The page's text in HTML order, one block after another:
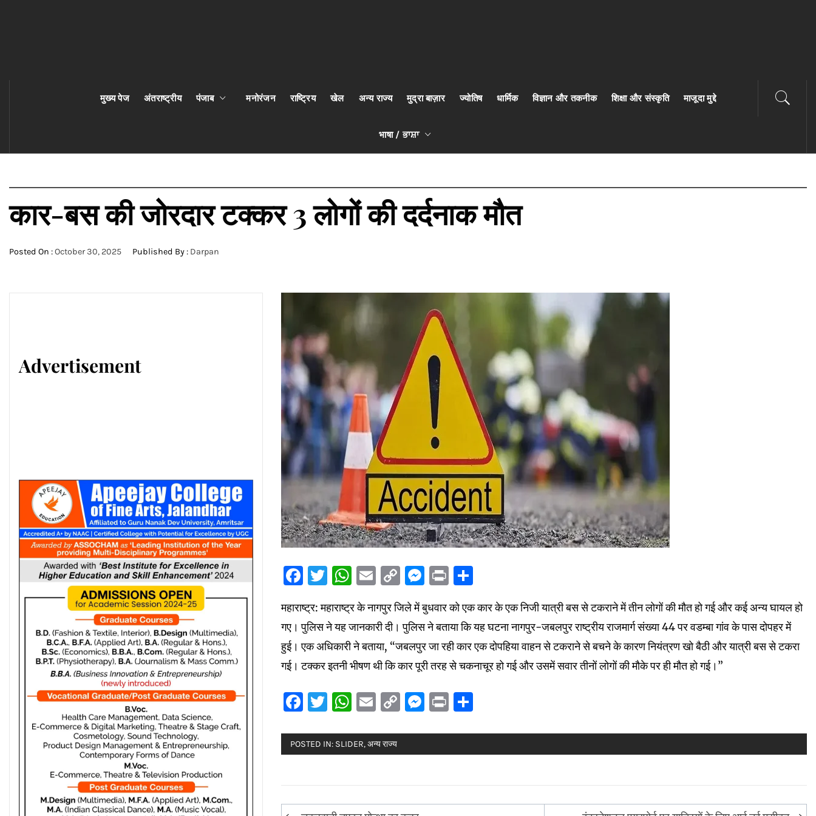
मुख्य पेज अंतराष्ट्रीय पंजाब मनोरंजन राष्ट्रिय खेल अन्य राज्य मुद्रा बाज़ार ज्योतिष धार्मिक विज्ञान और तकनीक शिक्षा और संस्कृति माजूदा मुद्दे
भाषा / ਭਾਸ਼ਾ
कार-बस की जोरदार टक्कर 3 लोगों की दर्दनाक मौत
Posted On :October 30, 2025 Published By : Darpan
Facebook
Twitter
WhatsApp
Email
Copy
Link
Messenger
Print
महाराष्ट्र: महाराष्ट्र के नागपुर जिले में बुधवार को एक कार के एक निजी यात्री बस से टकराने में तीन लोगों की मौत हो गई और कई अन्य घायल हो
गए। पुलिस ने यह जानकारी दी। पुलिस ने बताया कि यह घटना नागपुर-जबलपुर राष्ट्रीय राजमार्ग संख्या 44 पर वडम्बा गांव के पास दोपहर में
हुई। एक अधिकारी ने बताया, “जबलपुर जा रही कार एक दोपहिया वाहन से टकराने से बचने के कारण नियंत्रण खो बैठी और यात्री बस से टकरा
गई। टक्कर इतनी भीषण थी कि कार पूरी तरह से चकनाचूर हो गई और उसमें सवार तीनों लोगों की मौके पर ही मौत हो गई।”
Facebook
Twitter
WhatsApp
Email
CopyMessenger
Print
POSTED IN: SLIDER,अन्य राज्य
Advertisement